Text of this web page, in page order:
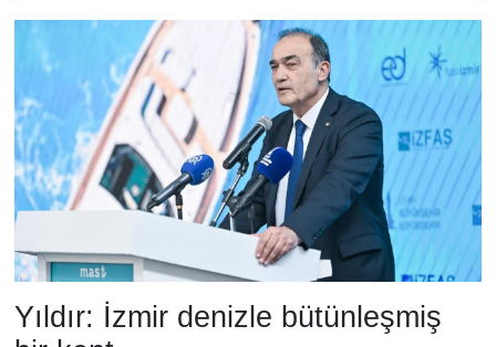
Yıldır: İzmir denizle bütünleşmiş